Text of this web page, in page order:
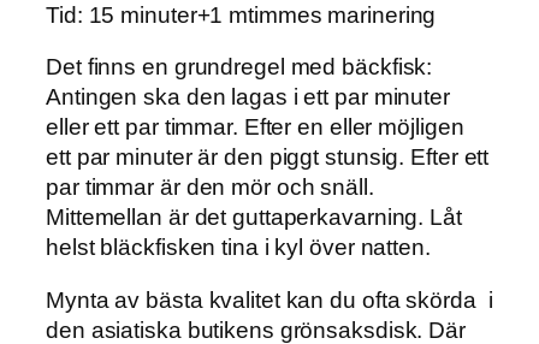
Tid: 15 minuter+1 mtimmes marinering
Det finns en grundregel med bäckfisk:
Antingen ska den lagas i ett par minuter
eller ett par timmar. Efter en eller möjligen
ett par minuter är den piggt stunsig. Efter ett
par timmar är den mör och snäll.
Mittemellan är det guttaperkavarning. Låt
helst bläckfisken tina i kyl över natten.
Mynta av bästa kvalitet kan du ofta skörda i
den asiatiska butikens grönsaksdisk. Där